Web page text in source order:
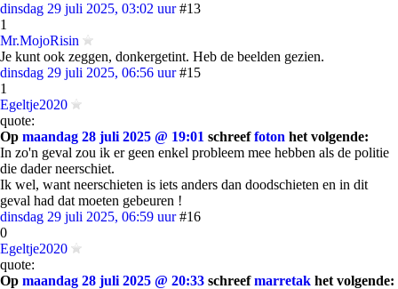
dinsdag 29 juli 2025, 03:02 uur #13
1
Mr.MojoRisin
Je kunt ook zeggen, donkergetint. Heb de beelden gezien.
dinsdag 29 juli 2025, 06:56 uur #15
1
Egeltje2020
quote:
Op maandag 28 juli 2025 @ 19:01 schreeffoton het volgende:
In zo'n geval zou ik er geen enkel probleem mee hebben als de politie
die dader neerschiet.
Ik wel, want neerschieten is iets anders dan doodschieten en in dit
geval had dat moeten gebeuren !
dinsdag 29 juli 2025, 06:59 uur #16
0
Egeltje2020
quote:
Op maandag 28 juli 2025 @ 20:33 schreefmarretak het volgende: